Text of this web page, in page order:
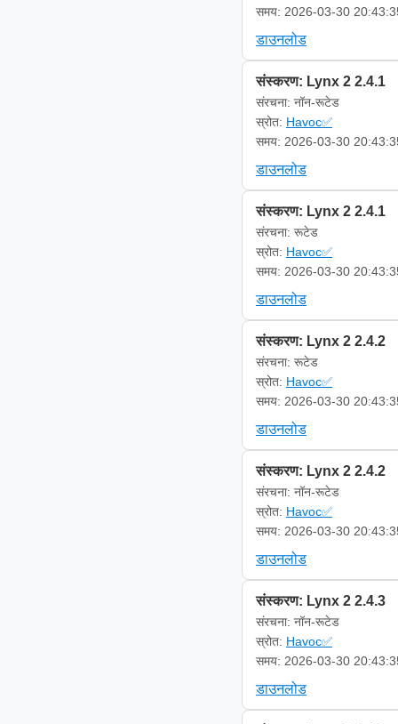
समय: 2026-03-30
डाउनलोड
संस्करण: Lynx 2 2.4.1
संरचना: नॉन-रूटेड
स्रोत: Havoc✅
समय: 2026-03-30
डाउनलोड
संस्करण: Lynx 2 2.4.1
संरचना: रूटेड
स्रोत: Havoc✅
समय: 2026-03-30
डाउनलोड
संस्करण: Lynx 2 2.4.2
संरचना: रूटेड
स्रोत: Havoc✅
समय: 2026-03-30
डाउनलोड
संस्करण: Lynx 2 2.4.2
संरचना: नॉन-रूटेड
स्रोत: Havoc✅
समय: 2026-03-30
डाउनलोड
संस्करण: Lynx 2 2.4.3
संरचना: नॉन-रूटेड
स्रोत: Havoc✅
समय: 2026-03-30
डाउनलोड